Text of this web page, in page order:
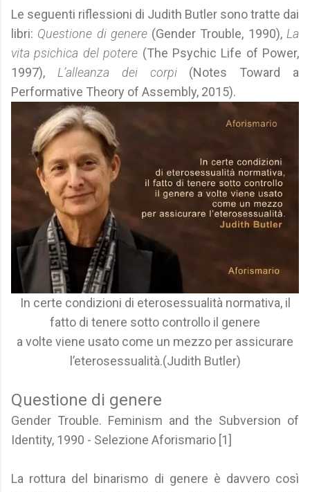
Le seguenti riflessioni di Judith Butler sono tratte dai
libri: Questione di genere(Gender Trouble, 1990), La
vita psichica del potere (The Psychic Life of Power,
1997), L’alleanza dei corpi(Notes Toward a
Performative Theory of Assembly, 2015).
In certe condizioni di eterosessualità normativa, il
fatto di tenere sotto controllo il genere
a volte viene usato come un mezzo per assicurare
l’eterosessualità.(Judith Butler)
Questione di genere
Gender Trouble. Feminism and the Subversion of
Identity, 1990 - Selezione Aforismario [1]
La rottura del binarismo di genere è davvero così